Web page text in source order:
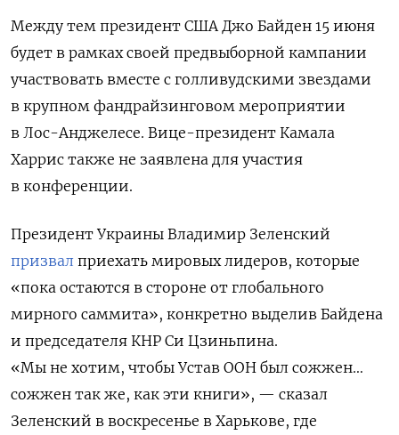
Между тем президент США Джо Байден 15 июня
будет в рамках своей предвыборной кампании
участвовать вместе с голливудскими звездами
в крупном фандрайзинговом мероприятии
в Лос-Анджелесе. Вице-президент Камала
Харрис также не заявлена для участия
в конференции.
Президент Украины Владимир Зеленский
призвал приехать мировых лидеров, которые
«пока остаются в стороне от глобального
мирного саммита», конкретно выделив Байдена
и председателя КНР Си Цзиньпина.
«Мы не хотим, чтобы Устав ООН был сожжен…
сожжен так же, как эти книги», — сказал
Зеленский в воскресенье в Харькове, где